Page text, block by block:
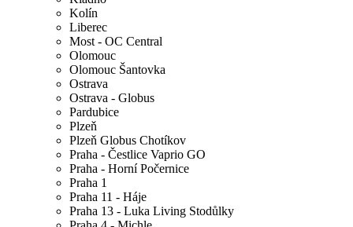
Kolín
Liberec
Most - OC Central
Olomouc
Olomouc Šantovka
Ostrava
Ostrava - Globus
Pardubice
Plzeň
Plzeň Globus Chotíkov
Praha - Čestlice Vaprio GO
Praha - Horní Počernice
Praha 1
Praha 11 - Háje
Praha 13 - Luka Living Stodůlky